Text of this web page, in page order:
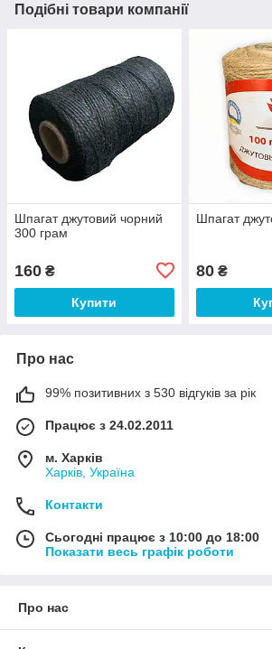
Подібні товари компанії
Шпагат джутовий чорний
300 грам
160 ₴
Купити
Шпагат
80₴
Про нас
99% позитивних з 530 відгуків за рік
Працює з 24.02.2011
м. Харків
Харків, Україна
Контакти
Сьогодні працює з 10:00 до 18:00
Показати весь графік роботи
Про нас